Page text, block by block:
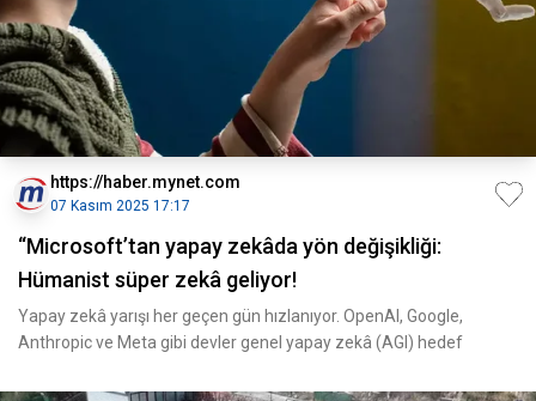
https://haber.mynet.com
07 Kasım 2025 17:17
“Microsoft’tan yapay zekâda yön değişikliği:
Hümanist süper zekâ geliyor!
Yapay zekâ yarışı her geçen gün hızlanıyor. OpenAI, Google,
Anthropic ve Meta gibi devler genel yapay zekâ (AGI) hedef